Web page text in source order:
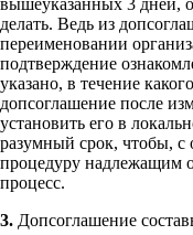
делать. Ведь из
переименовании
подтверждение
указано, в течение
допсоглашение после
установить его в
разумный срок, чтобы, с
процедуру надлежащим
процесс.
3. Допсоглашение